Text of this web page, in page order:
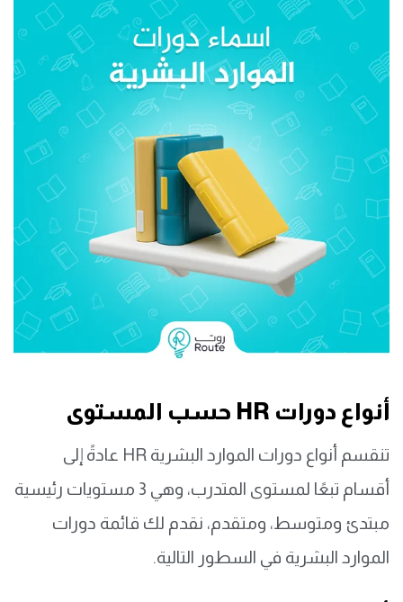
أنواع دورات HR حسب المستوى
تنقسم أنواع دورات الموارد البشرية HR عادةً إلى
أقسام تبعًا لمستوى المتدرب، وهي 3 مستويات رئيسية
مبتدئ ومتوسط، ومتقدم، نقدم لك قائمة دورات
الموارد البشرية في السطور التالية.